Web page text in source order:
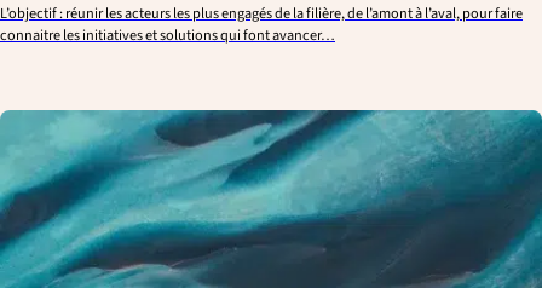
L’objectif : réunir les acteurs les plus engagés de la filière, de l’amont à l’aval, pour faire
connaitre les initiatives et solutions qui font avancer…